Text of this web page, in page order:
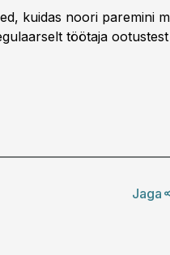
kuidas noori paremini
töötaja
Jaga